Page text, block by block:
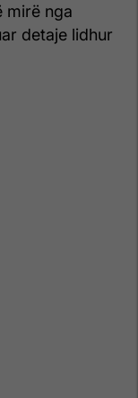
mirë nga
detaje lidhur